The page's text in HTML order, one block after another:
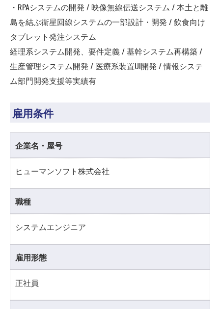
・RPAシステムの開発 / 映像無線伝送システム / 本土と離
島を結ぶ衛星回線システムの一部設計・開発 / 飲食向け
タブレット発注システム
経理系システム開発、要件定義 / 基幹システム再構築 /
生産管理システム開発 / 医療系装置UI開発 / 情報システ
ム部門開発支援等実績有
雇用条件
企業名・屋号
ヒューマンソフト株式会社
職種
システムエンジニア
雇用形態
正社員